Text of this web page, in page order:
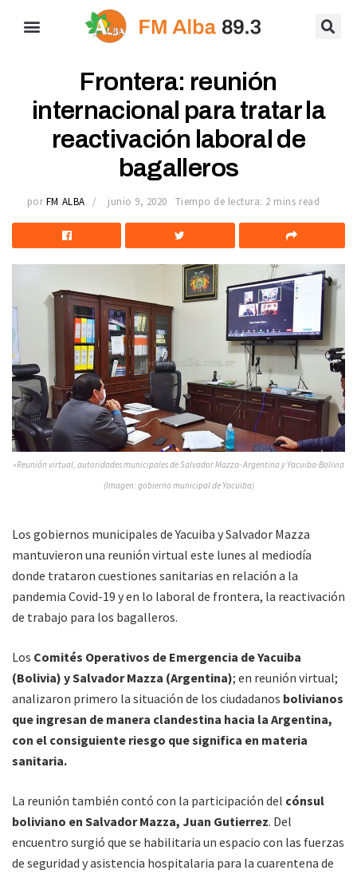
Frontera: reunión
internacional para tratar la
reactivación laboral de
bagalleros
por FM ALBA junio 9, 2020 Tiempo de lectura: 2 mins read
»Reunión virtual, autoridades municipales de Salvador Mazza- Argentina y Yacuiba-Bolivia
(Imagen: gobierno municipal de Yacuiba)
Los gobiernos municipales de Yacuiba y Salvador Mazza
mantuvieron una reunión virtual este lunes al mediodía
donde trataron cuestiones sanitarias en relación a la
pandemia Covid-19 y en lo laboral de frontera, la reactivación
de trabajo para los bagalleros.
Los Comités Operativos de Emergencia de Yacuiba
(Bolivia) y Salvador Mazza (Argentina); en reunión virtual;
analizaron primero la situación de los ciudadanos bolivianos
que ingresan de manera clandestina hacia la Argentina,
con el consiguiente riesgo que significa en materia
sanitaria.
La reunión también contó con la participación del cónsul
boliviano en Salvador Mazza, Juan Gutierrez. Del
encuentro surgió que se habilitaria un espacio con las fuerzas
de seguridad y asistencia hospitalaria para la cuarentena de